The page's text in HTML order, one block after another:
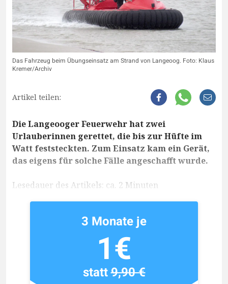
Das Fahrzeug beim Übungseinsatz am Strand von Langeoog. Foto: Klaus
Kremer/Archiv
Artikel teilen:
Die Langeooger Feuerwehr hat zwei
Urlauberinnen gerettet, die bis zur Hüfte im
Watt feststeckten. Zum Einsatz kam ein Gerät,
das eigens für solche Fälle angeschafft wurde.
Lesedauer des Artikels: ca. 2 Minuten
3 Monate je
1€
statt9,90 €